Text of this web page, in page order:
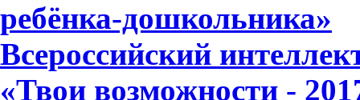
ребёнка-дошкольника»
Всероссийский
«Твои возможности -